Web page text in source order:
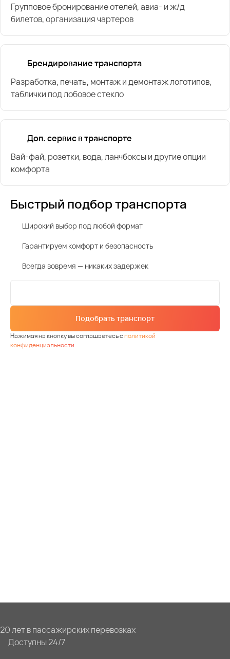
Групповое бронирование отелей, авиа- и ж/д
билетов, организация чартеров
Брендирование транспорта
Разработка, печать, монтаж и демонтаж логотипов,
таблички под лобовое стекло
Доп. сервис в транспорте
Вай-фай, розетки, вода, ланчбоксы и другие опции
комфорта
Быстрый подбор транспорта
Широкий выбор под любой формат
Гарантируем комфорт и безопасность
Всегда вовремя — никаких задержек
Подобрать транспорт
Нажимая на кнопку вы соглашаетесь сполитикой
конфиденциальности
20 лет в пассажирских перевозках
Доступны 24/7